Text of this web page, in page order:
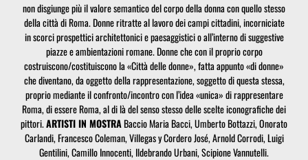
non disgiunge più il valore semantico del corpo della donna con quello stesso
della città di Roma. Donne ritratte al lavoro dei campi cittadini, incorniciate
in scorci prospettici architettonici e paesaggistici o all’interno di suggestive
piazze e ambientazioni romane. Donne che con il proprio corpo
costruiscono/costituiscono la «Città delle donne», fatta appunto «di donne»
che diventano, da oggetto della rappresentazione, soggetto di questa stessa,
proprio mediante il confronto/incontro con l’idea «unica» di rappresentare
Roma, di essere Roma, al di là del senso stesso delle scelte iconografiche dei
pittori.ARTISTI IN MOSTRABaccio Maria Bacci, Umberto Bottazzi, Onorato
Carlandi, Francesco Coleman, Villegas y Cordero José, Arnold Corrodi, Luigi
Gentilini, Camillo Innocenti, Ildebrando Urbani, Scipione Vannutelli.